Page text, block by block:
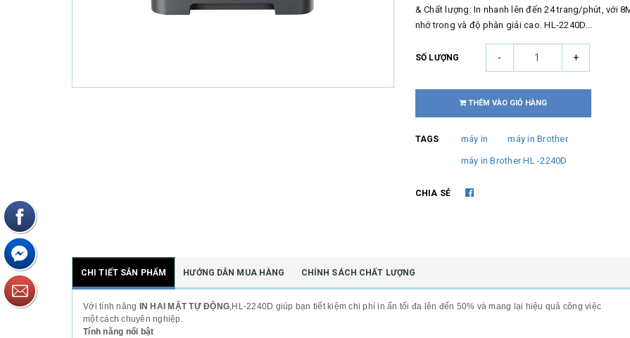
& Chất lượng: In nhanh lên đến 24 trang/phút, với
nhớ trong và độ phân giải cao. HL-2240D...
SỐ LƯỢNG - +
THÊM VÀO GIỎ HÀNG
TAGS máy in máy in Brother
máy in Brother HL -2240D
CHIA SẺ
CHI TIẾT SẢN PHẨM HƯỚNG DẪN MUA HÀNG CHÍNH SÁCH CHẤT LƯỢNG
Với tính năng IN HAI MẶT TỰ ĐỘNG,HL-2240D giúp bạn tiết kiệm chi phí in ấn tối đa lên đến 50% và mang lại hiệu quả công việc
một cách chuyên nghiệp.
Tính năng nổi bật